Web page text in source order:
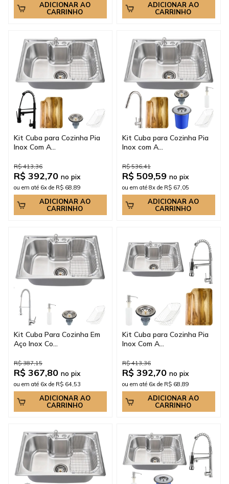
ADICIONAR AO
CARRINHO
ADICIONAR AO
CARRINHO
Kit Cuba para Cozinha Pia
Inox Com A...
R$ 413,36
R$ 392,70 no pix
ou em até 6x de R$ 68,89
ADICIONAR AO
CARRINHO
Kit Cuba para Cozinha Pia
Inox com A...
R$ 536,41
R$ 509,59 no pix
ou em até 8x de R$ 67,05
ADICIONAR AO
CARRINHO
Kit Cuba Para Cozinha Em
Aço Inox Co...
R$ 387,15
R$ 367,80 no pix
ou em até 6x de R$ 64,53
ADICIONAR AO
CARRINHO
Kit Cuba para Cozinha Pia
Inox Com A...
R$ 413,36
R$ 392,70 no pix
ou em até 6x de R$ 68,89
ADICIONAR AO
CARRINHO